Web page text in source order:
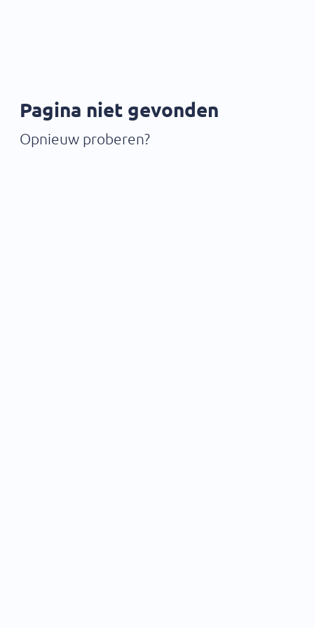
Pagina niet gevonden
Opnieuw proberen?